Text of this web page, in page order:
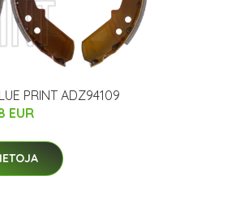
PRINT ADZ94109
EUR